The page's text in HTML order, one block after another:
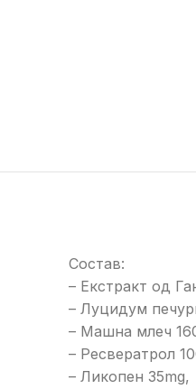
Состав:
– Екстракт од
– Луцидум
– Машна млеч
– Ресвератрол
– Ликопен 35mg,